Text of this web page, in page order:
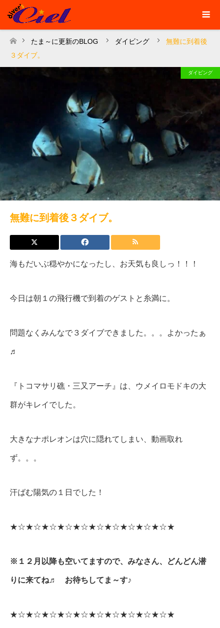
ホーム
たま～に更新のBLOG ダイビング
無難に到着後
３ダイブ。
ダイビング
無難に到着後３ダイブ。
海もだいぶ穏やかになったし、お天気も良しっ！！！
今日は朝１の飛行機で到着のゲストと糸満に。
問題なくみんなで３ダイブできました。。。よかったぁ
♬
『トコマサリ礁・三又アーチ』は、ウメイロモドキの大
群がキレイでした。
大きなナポレオンは穴に隠れてしまい、動画取れ
ず。。。
汗ばむ陽気の１日でした！
★☆★☆★☆★☆★☆★☆★☆★☆★☆★☆★
※１２月以降も空いてますので、みなさん、どんどん潜
りに来てね♬ お待ちしてま～す♪
★☆★☆★☆★☆★☆★☆★☆★☆★☆★☆★